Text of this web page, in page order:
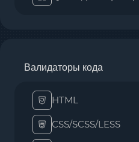
Валидаторы кода
HTML
CSS/SCSS/LESS